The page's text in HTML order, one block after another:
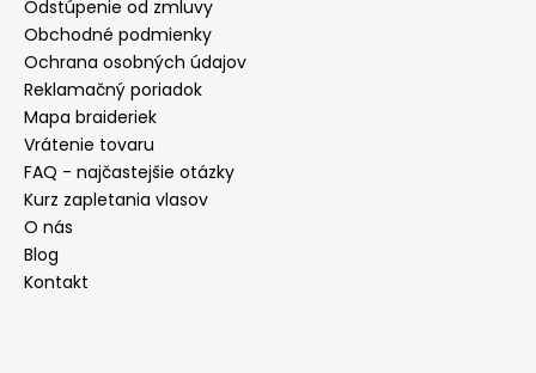
Odstúpenie od zmluvy
Obchodné podmienky
Ochrana osobných údajov
Reklamačný poriadok
Mapa braideriek
Vrátenie tovaru
FAQ - najčastejšie otázky
Kurz zapletania vlasov
O nás
Blog
Kontakt